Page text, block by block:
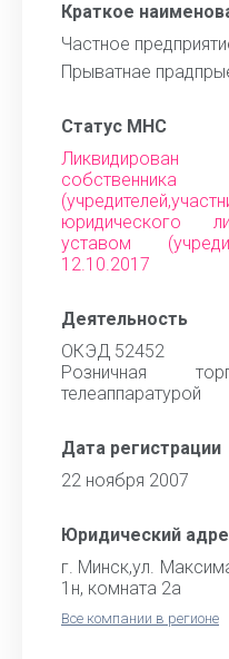
Краткое
Частное
Прыватнае
Статус МНС
Ликвидирован
юридического
уставом
12.10.2017
Деятельность
ОКЭД 52452
Розничная
телеаппаратурой
Дата регистрации
22 ноября 2007
Юридический
г. Минск,ул.
1н, комната 2а
Все компании в регионе